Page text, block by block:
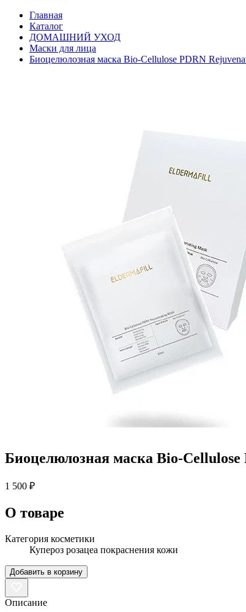
Главная
Каталог
ДОМАШНИЙ УХОД
Маски для лица
Биоцелюлозная маска Bio-Cellulose PDRN
Биоцелюлозная маска Bio-
1 500 ₽
О товаре
Категория косметики
Купероз розацеа покраснения кожи
Добавить в корзину
Описание